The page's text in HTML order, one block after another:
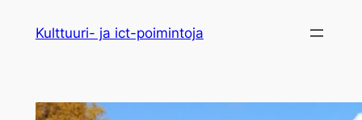
sisältöön
Kulttuuri- ja ict-poimintoja